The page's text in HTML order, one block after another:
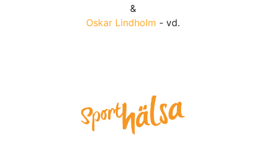
&
Oskar Lindholm - vd.